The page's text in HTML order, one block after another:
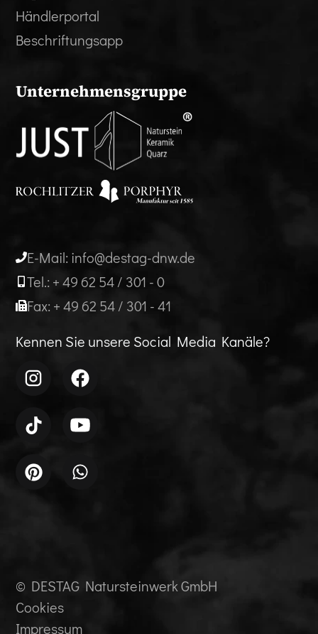
Händlerportal
Beschriftungsapp
Unternehmensgruppe
E-Mail: info@destag-dnw.de
Tel.: + 49 62 54 / 301 - 0
Fax: + 49 62 54 / 301 - 41
Kennen Sie unsere Social Media Kanäle?
© DESTAG Natursteinwerk GmbH
Cookies
Impressum